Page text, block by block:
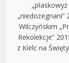
Wilczyńskim
Rekolekcje”
z Kielc na